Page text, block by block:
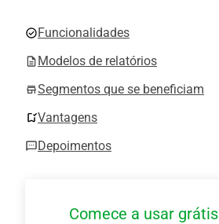
Funcionalidades
Modelos de relatórios
Segmentos que se beneficiam
Vantagens
Depoimentos
Comece a usar grátis